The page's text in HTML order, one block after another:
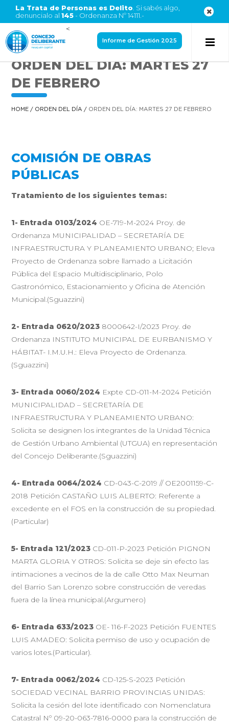
La Trata de Personas es Delito . Si sabés algo,
denuncialo al 145- Ordenanza Nº 14111.-
<
Informe de Gestión 2025
ORDEN DEL DÍA: MARTES 27
DE FEBRERO
HOME / ORDEN DEL DÍA / ORDEN DEL DÍA: MARTES 27 DE FEBRERO
COMISIÓN DE OBRAS
PÚBLICAS
Tratamiento de los siguientes temas:
1- Entrada 0103/2024 OE-719-M-2024 Proy. de
Ordenanza MUNICIPALIDAD – SECRETARÍA DE
INFRAESTRUCTURA Y PLANEAMIENTO URBANO; Eleva
Proyecto de Ordenanza sobre llamado a Licitación
Pública del Espacio Multidisciplinario, Polo
Gastronómico, Estacionamiento y Oficina de Atención
Municipal.(Sguazzini)
2- Entrada 0620/2023 8000642-I/2023 Proy. de
Ordenanza INSTITUTO MUNICIPAL DE EURBANISMO Y
HÁBITAT- I.M.U.H.: Eleva Proyecto de Ordenanza.
(Sguazzini)
3- Entrada 0060/2024 Expte CD-011-M-2024 Petición
MUNICIPALIDAD – SECRETARÍA DE
INFRAESTRUCTURA Y PLANEAMIENTO URBANO:
Solicita se designen los integrantes de la Unidad Técnica
de Gestión Urbano Ambiental (UTGUA) en representación
del Concejo Deliberante.(Sguazzini)
4- Entrada 0064/2024 CD-043-C-2019 // OE2001159-C-
2018 Petición CASTAÑO LUIS ALBERTO: Referente a
excedente en el FOS en la construcción de su propiedad.
(Particular)
5- Entrada 121/2023 CD-011-P-2023 Petición PIGNON
MARTA GLORIA Y OTROS: Solicita se deje sin efecto las
intimaciones a vecinos de la de calle Otto Max Neuman
del Barrio San Lorenzo sobre construcción de veredas
fuera de la línea municipal.(Argumero)
6- Entrada 633/2023 OE- 116-F-2023 Petición FUENTES
LUIS AMADEO: Solicita permiso de uso y ocupación de
varios lotes.(Particular).
7- Entrada 0062/2024 CD-125-S-2023 Petición
SOCIEDAD VECINAL BARRIO PROVINCIAS UNIDAS:
Solicita la cesión del lote identificado con Nomenclatura
Catastral Nº 09-20-063-7816-0000 para la construcción de